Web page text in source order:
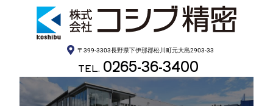
〒399-3303長野県下伊那郡松川町元大島2903-33
TEL. 0265-36-3400